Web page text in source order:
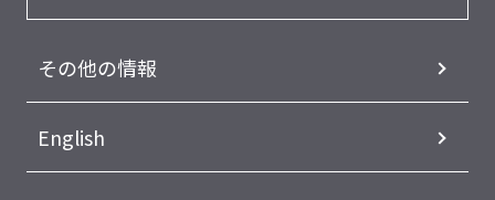
その他の情報
English